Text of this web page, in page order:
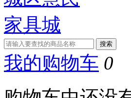
我的购物车 0